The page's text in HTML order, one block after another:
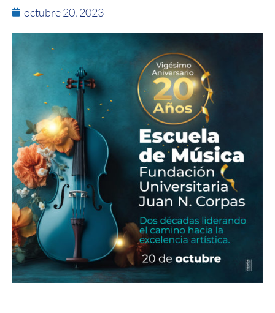
octubre 20, 2023